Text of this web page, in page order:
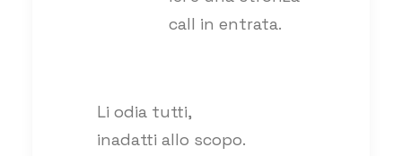
call in entrata.
Li odia tutti,
inadatti allo scopo.